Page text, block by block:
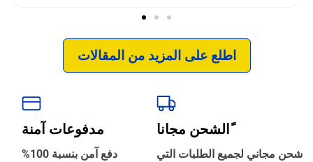
اطلع على المزيد من المقالات
ًالشحن مجانا
شحن مجاني لجميع الطلبات التي
مدفوعات آمنة
دفع آمن بنسبة 100%
الترجمة والبحوث ‹